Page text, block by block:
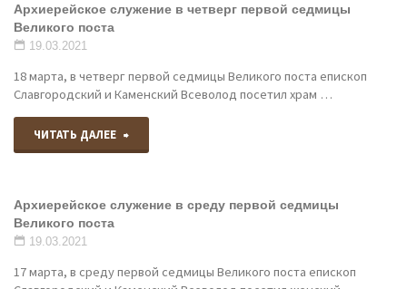
профессионального
книги
посёлке
Степное
Озеро"
Архиерейское служение в четверг первой седмицы
Великого поста
19.03.2021
18 марта, в четверг первой седмицы Великого поста епископ
Славгородский и Каменский Всеволод посетил храм …
ЧИТАТЬ ДАЛЕЕ "Архиерейское
в
первой
Архиерейское служение в среду первой седмицы
Великого поста
19.03.2021
17 марта, в среду первой седмицы Великого поста епископ